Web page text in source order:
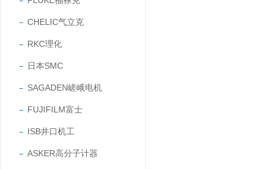
CHELIC气立克
RKC理化
日本SMC
SAGADEN嵯峨电机
FUJIFILM富士
ISB井口机工
ASKER高分子计器